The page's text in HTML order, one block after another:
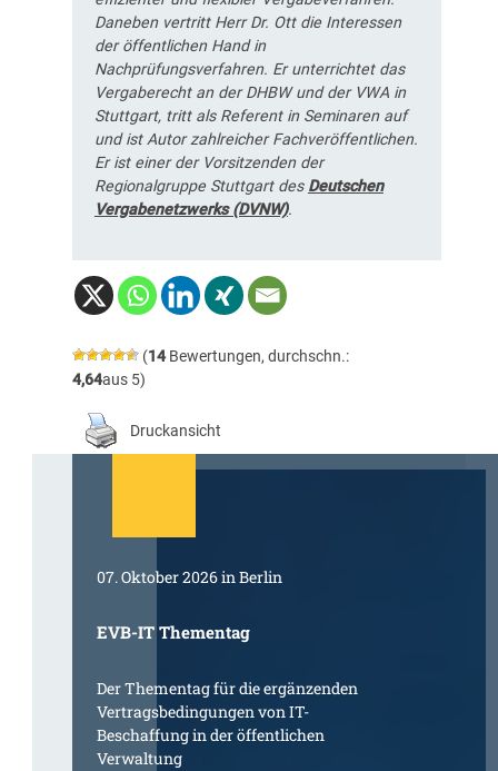
Daneben vertritt Herr Dr. Ott die Interessen
der öffentlichen Hand in
Nachprüfungsverfahren. Er unterrichtet das
Vergaberecht an der DHBW und der VWA in
Stuttgart, tritt als Referent in Seminaren auf
und ist Autor zahlreicher Fachveröffentlichen.
Er ist einer der Vorsitzenden der
Regionalgruppe Stuttgart des Deutschen
Vergabenetzwerks (DVNW).
(14Bewertungen, durchschn.:
4,64aus 5)
Druckansicht
07. Oktober 2026 in Berlin
EVB-IT Thementag
Der Thementag für die ergänzenden
Vertragsbedingungen von IT-
Beschaffung in der öffentlichen
Verwaltung